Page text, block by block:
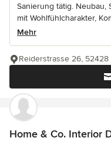
Sanierung tätig. Neubau,
mit Wohlfühlcharakter,
Mehr
Reiderstrasse 26, 52428
Home & Co. Interior